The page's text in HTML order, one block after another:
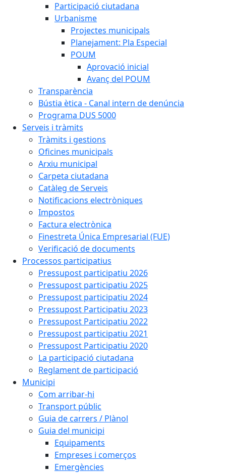
Participació ciutadana
Urbanisme
Projectes municipals
Planejament: Pla Especial
POUM
Aprovació inicial
Avanç del POUM
Transparència
Bústia ètica - Canal intern de denúncia
Programa DUS 5000
Serveis i tràmits
Tràmits i gestions
Oficines municipals
Arxiu municipal
Carpeta ciutadana
Catàleg de Serveis
Notificacions electròniques
Impostos
Factura electrònica
Finestreta Única Empresarial (FUE)
Verificació de documents
Processos participatius
Pressupost participatiu 2026
Pressupost participatiu 2025
Pressupost participatiu 2024
Pressupost Participatiu 2023
Pressupost Participatiu 2022
Pressupost participatiu 2021
Pressupost Participatiu 2020
La participació ciutadana
Reglament de participació
Municipi
Com arribar-hi
Transport públic
Guia de carrers / Plànol
Guia del municipi
Equipaments
Empreses i comerços
Emergències